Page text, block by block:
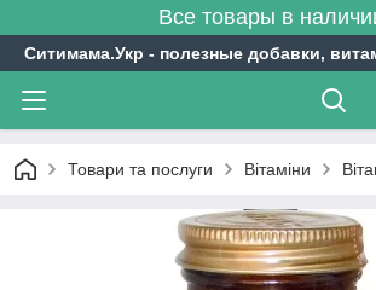
Все товары в
Ситимама.Укр - полезные добавки,
Товари та послуги Вітаміни